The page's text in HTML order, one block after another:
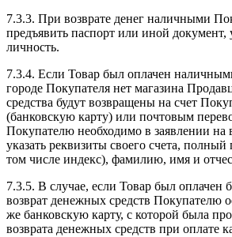
7.3.3. При возврате денег наличными
предъявить паспорт или иной
личность.
7.3.4. Если Товар был оплачен
городе Покупателя нет магазина
средства будут возвращены на счет
(банковскую карту) или почтовым
Покупателю необходимо в заявлении на
указать реквизиты своего счета,
том числе индекс), фамилию, имя и
7.3.5. В случае, если Товар был оплачен
возврат денежных средств Покупателю
же банковскую карту, с которой была
возврата денежных средств при оплате